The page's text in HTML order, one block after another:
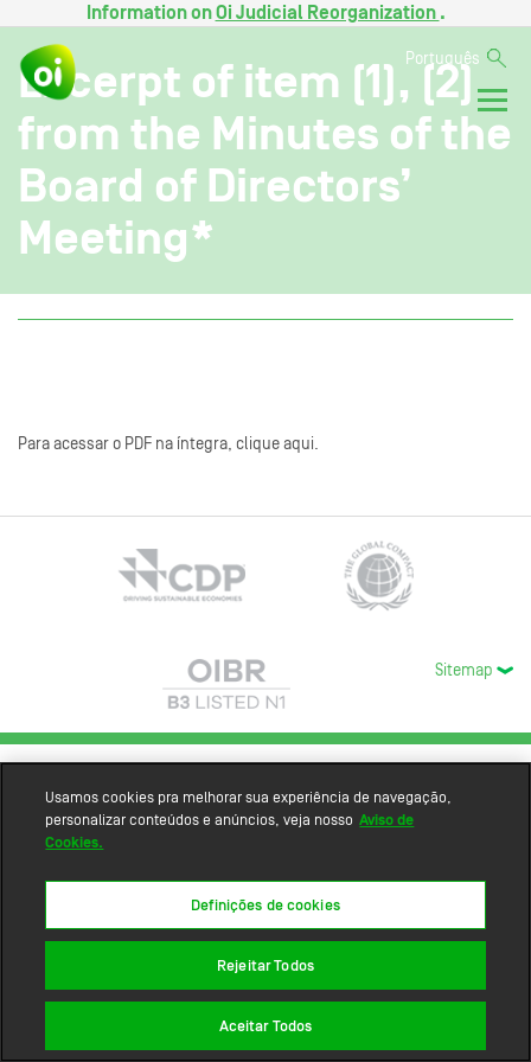
Information onOi Judicial Reorganization .
Português
Excerpt of item (1), (2)
from the Minutes of the
Board of Directors’
Meeting*
Para acessar o PDF na íntegra, clique aqui.
Sitemap
Usamos cookies pra melhorar sua experiência de navegação,
personalizar conteúdos e anúncios, veja nosso Aviso de
Cookies.
Definições de cookies
Rejeitar Todos
Aceitar Todos